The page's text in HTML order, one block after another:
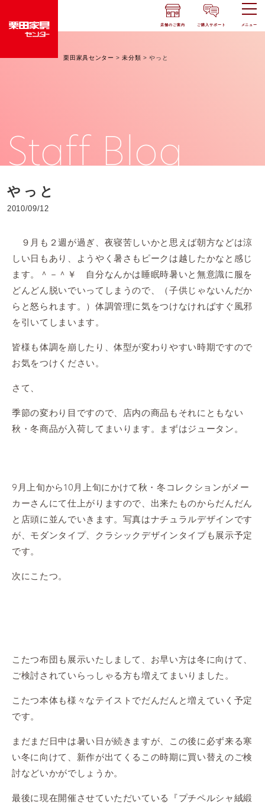
店舗のご案内 ご購入サポート メニュー
栗田家具センター >未分類 >やっと
Staff Blog
やっと
2010/09/12
９月も２週が過ぎ、夜寝苦しいかと思えば朝方などは涼
しい日もあり、ようやく暑さもピークは越したかなと感じ
ます。＾－＾￥ 自分なんかは睡眠時暑いと無意識に服を
どんどん脱いでいってしまうので、（子供じゃないんだか
らと怒られます。）体調管理に気をつけなければすぐ風邪
を引いてしまいます。
皆様も体調を崩したり、体型が変わりやすい時期ですので
お気をつけください。
さて、
季節の変わり目ですので、店内の商品もそれにともない
秋・冬商品が入荷してまいります。まずはジュータン。
9月上旬から10月上旬にかけて秋・冬コレクションがメー
カーさんにて仕上がりますので、出来たものからだんだん
と店頭に並んでいきます。写真はナチュラルデザインです
が、モダンタイプ、クラシックデザインタイプも展示予定
です。
次にこたつ。
こたつ布団も展示いたしまして、お早い方は冬に向けて、
ご検討されていらっしゃる方も増えてまいりました。
こたつ本体も様々なテイストでだんだんと増えていく予定
です。
まだまだ日中は暑い日が続きますが、この後に必ず来る寒
い冬に向けて、新作が出てくるこの時期に買い替えのご検
討などいかがでしょうか。
最後に現在開催させていただいている『プチペルシャ絨緞